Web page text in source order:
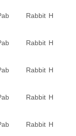
Rabbit H
Rabbit H
Rabbit H
Rabbit H
Rabbit H